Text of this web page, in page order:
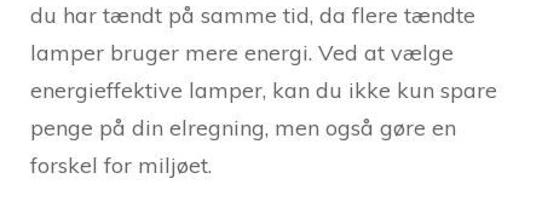
du har tændt på samme tid, da flere tændte
lamper bruger mere energi. Ved at vælge
energieffektive lamper, kan du ikke kun spare
penge på din elregning, men også gøre en
forskel for miljøet.